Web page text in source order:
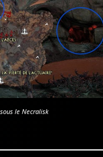
le Necralisk